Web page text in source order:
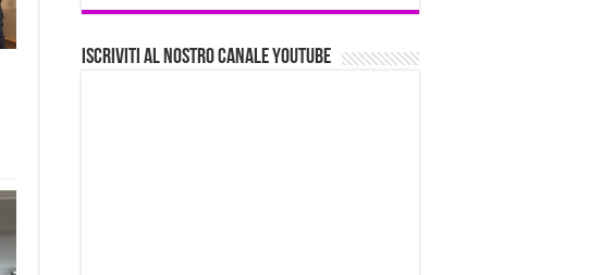
Iscriviti al nostro Canale Youtube